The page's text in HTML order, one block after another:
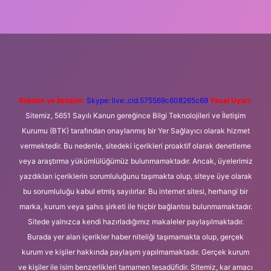
Reklam ve İletişim: Skype: live:.cid.575569c608265c69 Yasal Uyarı:
Sitemiz, 5651 Sayılı Kanun gereğince Bilgi Teknolojileri ve İletişim
Kurumu (BTK) tarafından onaylanmış bir Yer Sağlayıcı olarak hizmet
vermektedir. Bu nedenle, sitedeki içerikleri proaktif olarak denetleme
veya araştırma yükümlülüğümüz bulunmamaktadır. Ancak, üyelerimiz
yazdıkları içeriklerin sorumluluğunu taşımakta olup, siteye üye olarak
bu sorumluluğu kabul etmiş sayılırlar. Bu internet sitesi, herhangi bir
marka, kurum veya şahıs şirketi ile hiçbir bağlantısı bulunmamaktadır.
Sitede yalnızca kendi hazırladığımız makaleler paylaşılmaktadır.
Burada yer alan içerikler haber niteliği taşımamakta olup, gerçek
kurum ve kişiler hakkında paylaşım yapılmamaktadır. Gerçek kurum
ve kişiler ile isim benzerlikleri tamamen tesadüfidir. Sitemiz, kar amacı